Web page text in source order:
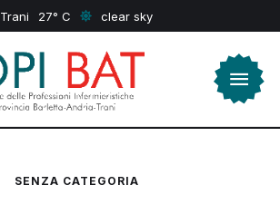
Trani 27 clear sky
SENZA CATEGORIA